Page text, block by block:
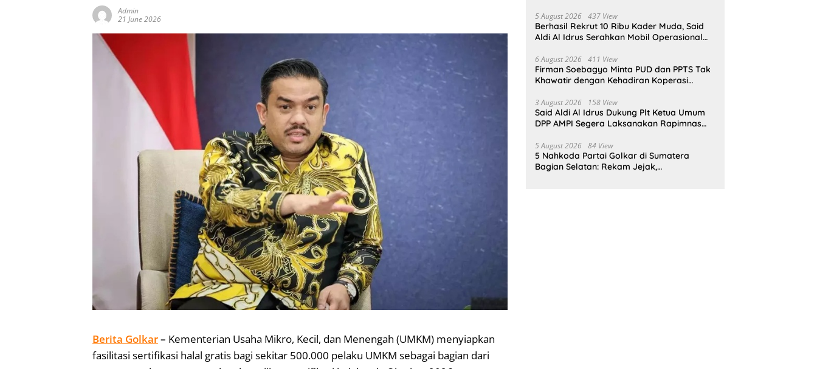
Admin
21 June 2026
Berita Golkar– Kementerian Usaha Mikro, Kecil, dan Menengah (UMKM) menyiapkan
fasilitasi sertifikasi halal gratis bagi sekitar 500.000 pelaku UMKM sebagai bagian dari
5 August 2026 437 View
Berhasil Rekrut 10 Ribu Kader Muda, Said
Aldi Al Idrus Serahkan Mobil Operasional
6 August 2026 411 View
Firman Soebagyo Minta PUD dan PPTS Tak
Khawatir dengan Kehadiran Koperasi
3 August 2026 158 View
Said Aldi Al Idrus Dukung Plt Ketua Umum
DPP AMPI Segera Laksanakan Rapimnas
5 August 2026 84 View
5 Nahkoda Partai Golkar di Sumatera
Bagian Selatan: Rekam Jejak,